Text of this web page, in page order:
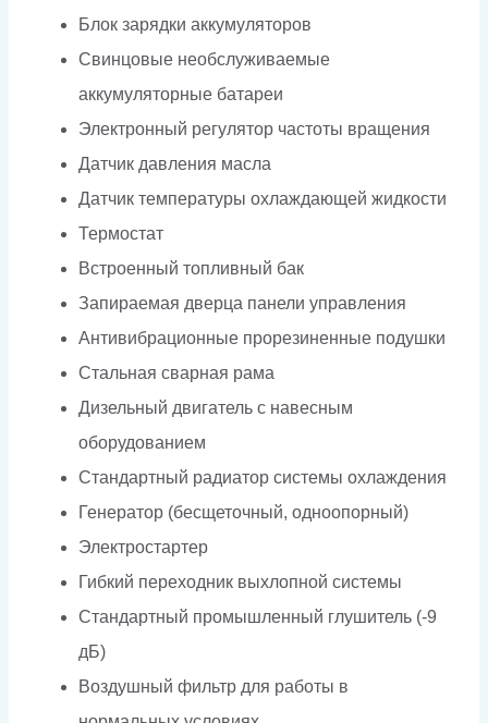
Блок зарядки аккумуляторов
Свинцовые необслуживаемые
аккумуляторные батареи
Электронный регулятор частоты вращения
Датчик давления масла
Датчик температуры охлаждающей жидкости
Термостат
Встроенный топливный бак
Запираемая дверца панели управления
Антивибрационные прорезиненные подушки
Стальная сварная рама
Дизельный двигатель с навесным
оборудованием
Стандартный радиатор системы охлаждения
Генератор (бесщеточный, одноопорный)
Электростартер
Гибкий переходник выхлопной системы
Стандартный промышленный глушитель (-9
дБ)
Воздушный фильтр для работы в